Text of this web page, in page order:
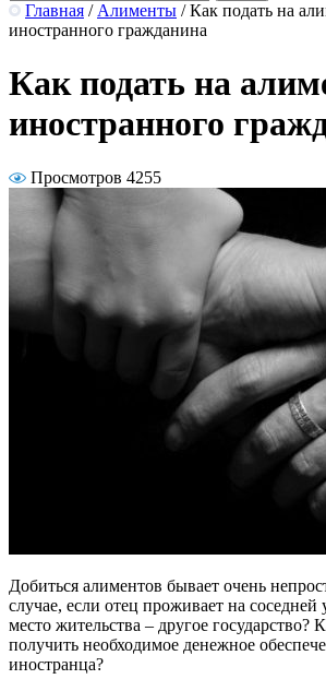
Главная / Алименты / Как подать на
иностранного гражданина
Как подать на
иностранного
Просмотров 4255
Добиться алиментов бывает очень
случае, если отец проживает на соседней
место жительства – другое
получить необходимое денежное
иностранца?